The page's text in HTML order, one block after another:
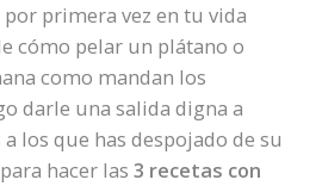
primera vez en tu vida
cómo pelar un plátano o
como mandan los
darle una salida digna a
los que has despojado de su
hacer las3 recetas con